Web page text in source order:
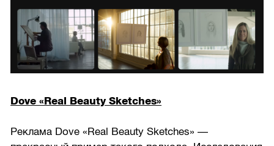
Dove «Real Beauty Sketches»
Реклама Dove «Real Beauty Sketches» —